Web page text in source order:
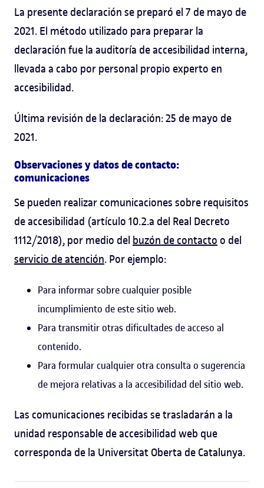
La presente declaración se preparó el 7 de mayo de
2021. El método utilizado para preparar la
declaración fue la auditoría de accesibilidad interna,
llevada a cabo por personal propio experto en
accesibilidad.
Última revisión de la declaración: 25 de mayo de
2021.
Observaciones y datos de contacto:
comunicaciones
Se pueden realizar comunicaciones sobre requisitos
de accesibilidad (artículo 10.2.a del Real Decreto
1112/2018), por medio del buzón de contacto o del
servicio de atención. Por ejemplo:
Para informar sobre cualquier posible
incumplimiento de este sitio web.
Para transmitir otras dificultades de acceso al
contenido.
Para formular cualquier otra consulta o sugerencia
de mejora relativas a la accesibilidad del sitio web.
Las comunicaciones recibidas se trasladarán a la
unidad responsable de accesibilidad web que
corresponda de la Universitat Oberta de Catalunya.